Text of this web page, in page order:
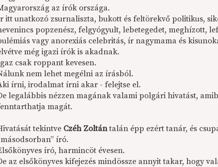
az írók országa.
itt unatkozó zsurnaliszta, bukott és feltörekvő politikus,
popzenész, felgyógyult, lebetegedet, meghízott,
vagy anorexiás celebritás, ír nagymama és
még igazi írók is akadnak.
csak roppant kevesen.
nem lehet megélni az írásból.
írni, irodalmat írni akar - felejtse el.
legalábbis nézzen magának valami polgári hivatást,
magát.
tekintve Czéh Zoltántalán épp ezért tanár, és
író.
író, harmincöt évesen.
az elsőkönyves kifejezés mindössze annyit takar, hogy